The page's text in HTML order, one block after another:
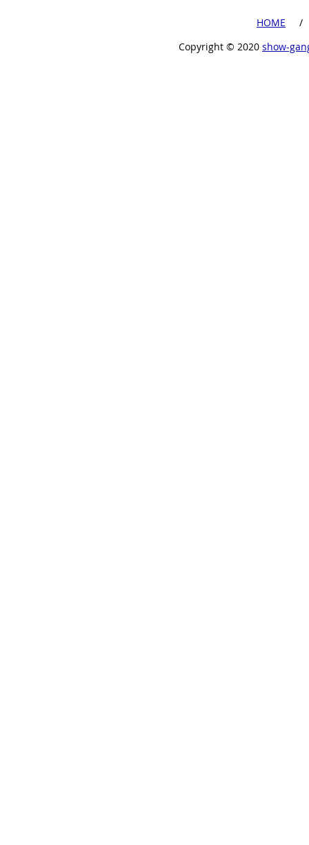
​HOME
​ /
Copyright ©︎ 2020 show-